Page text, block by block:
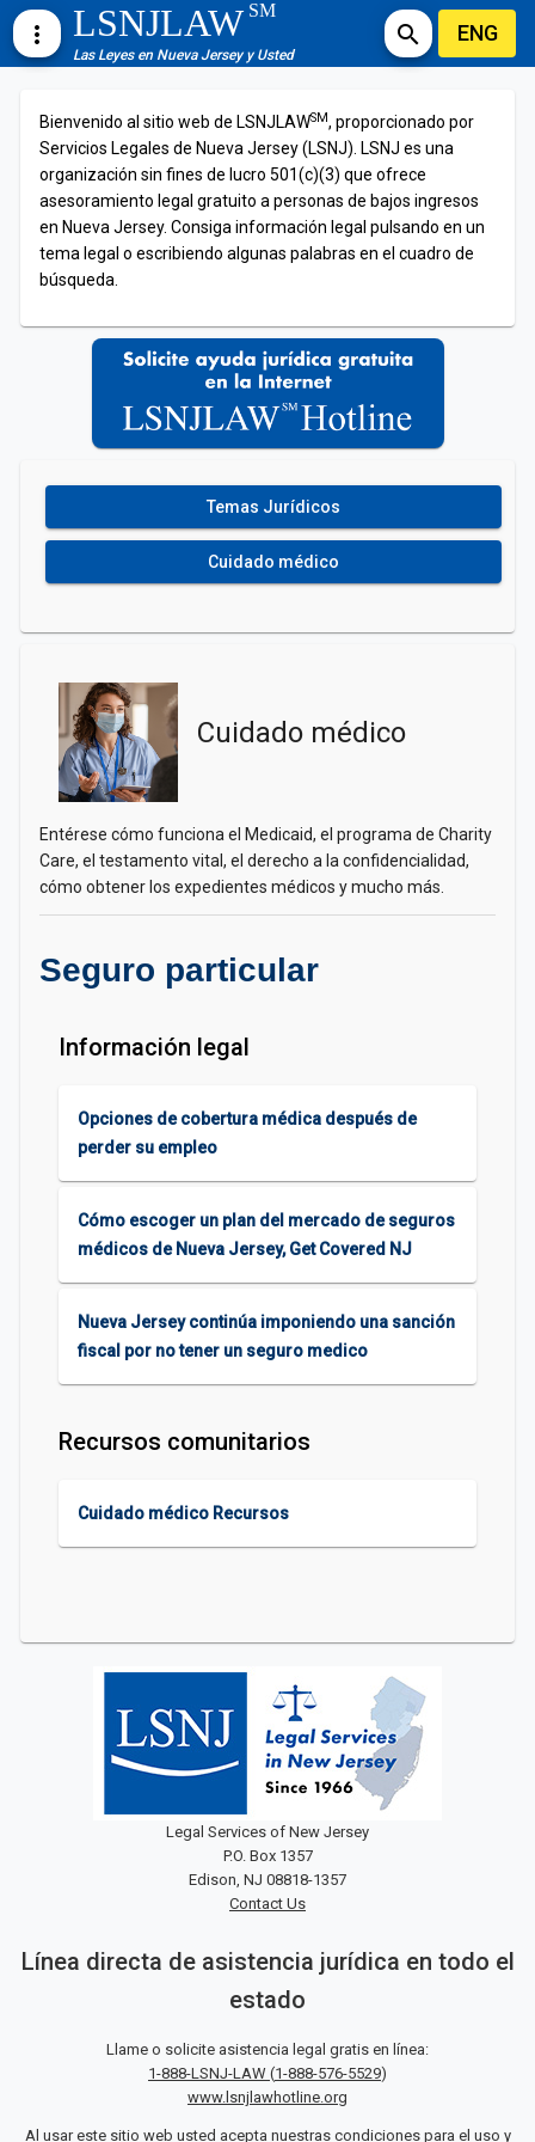
more_vert LSNJLAWSM
Las Leyes en Nueva Jersey y Usted
search ENG
Bienvenido al sitio web de LSNJLAWSM, proporcionado por
Servicios Legales de Nueva Jersey (LSNJ). LSNJ es una
organización sin fines de lucro 501(c)(3) que ofrece
asesoramiento legal gratuito a personas de bajos ingresos
en Nueva Jersey. Consiga información legal pulsando en un
tema legal o escribiendo algunas palabras en el cuadro de
búsqueda.
Temas Jurídicos
Cuidado médico
Cuidado médico
Entérese cómo funciona el Medicaid, el programa de Charity
Care, el testamento vital, el derecho a la confidencialidad,
cómo obtener los expedientes médicos y mucho más.
Seguro particular
Información legal
Opciones de cobertura médica después de
perder su empleo
Cómo escoger un plan del mercado de seguros
médicos de Nueva Jersey, Get Covered NJ
Nueva Jersey continúa imponiendo una sanción
fiscal por no tener un seguro medico
Recursos comunitarios
Cuidado médico Recursos
Legal Services of New Jersey
P.O. Box 1357
Edison, NJ 08818-1357
Contact Us
Línea directa de asistencia jurídica en todo el
estado
Llame o solicite asistencia legal gratis en línea:
1-888-LSNJ-LAW (1-888-576-5529)
www.lsnjlawhotline.org
Al usar este sitio web usted acepta nuestras condiciones para el uso y